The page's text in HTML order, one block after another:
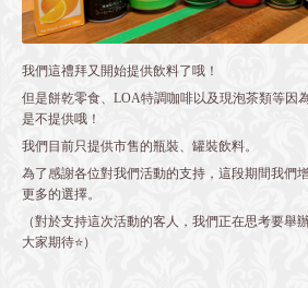
我們這禮拜又開始提供飲料了哦！
但是餅乾零食、LOA特調咖啡以及現泡茶類等因
是不提供哦！
我們目前只提供市售的瓶裝、罐裝飲料。
為了感謝各位對我們活動的支持，這段期間我們
更多的選擇。
（對於支持這次活動的客人，我們正在思考要舉
大家期待⭐️）